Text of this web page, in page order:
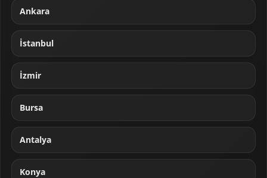
Ankara
İstanbul
İzmir
Bursa
Antalya
Konya